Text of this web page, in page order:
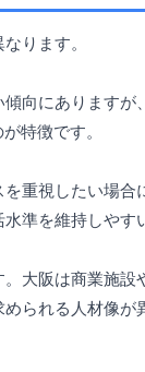
ります。
向にあります
特徴です。
重視したい場
準を維持しやす
大阪は商業施
られる人材像